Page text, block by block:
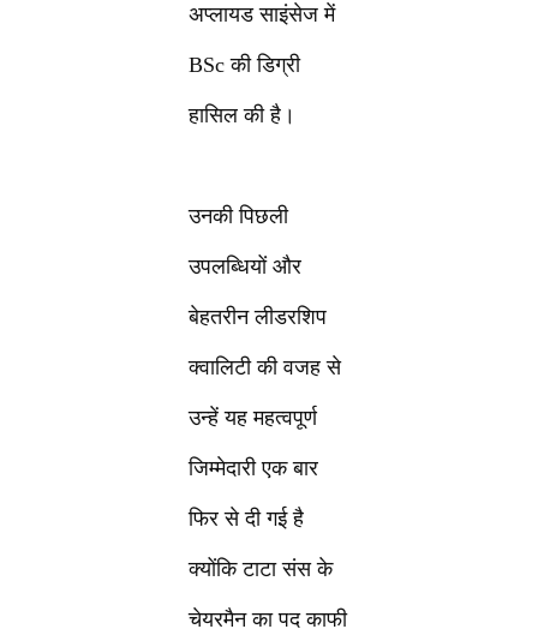
अप्लायड साइंसेज में
BSc की डिग्री
हासिल की है।
उनकी पिछली
उपलब्धियों और
बेहतरीन लीडरशिप
क्वालिटी की वजह से
उन्हें यह महत्वपूर्ण
जिम्मेदारी एक बार
फिर से दी गई है
क्योंकि टाटा संस के
चेयरमैन का पद काफी